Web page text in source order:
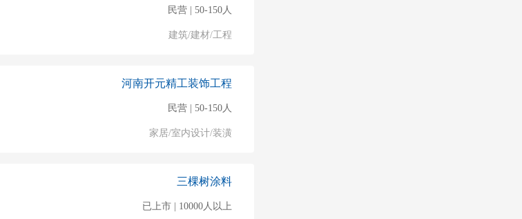
民营 | 50-150人
建筑/建材/工程
河南开元精工装饰工程
民营 | 50-150人
家居/室内设计/装潢
三棵树涂料
已上市 | 10000人以上